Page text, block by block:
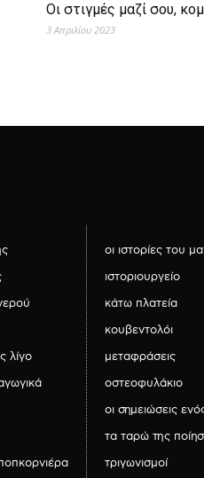
Οι στιγμές μαζί σου,
3 Απριλίου 2023
λίγο
οι ιστορίες του
ιστοριουργείο
κάτω πλατεία
κουβεντολόι
μεταφράσεις
οστεοφυλάκιο
οι σημειώσεις
τα ταρώ της
τριγωνισμοί